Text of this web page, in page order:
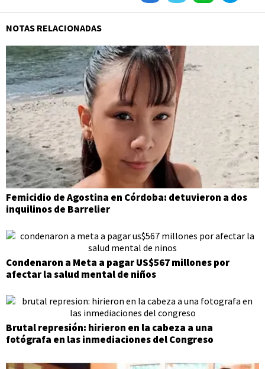
NOTAS RELACIONADAS
Femicidio de Agostina en Córdoba: detuvieron a dos
inquilinos de Barrelier
Condenaron a Meta a pagar US$567 millones por
afectar la salud mental de niños
Brutal represión: hirieron en la cabeza a una
fotógrafa en las inmediaciones del Congreso